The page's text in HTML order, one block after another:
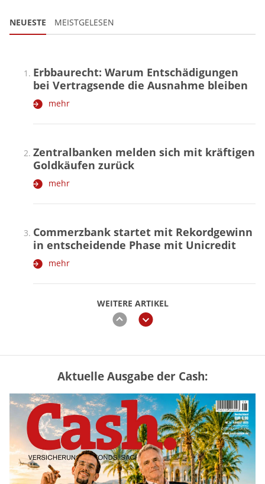
NEUESTE MEISTGELESEN
WEITERE ARTIKEL
zurückweiter
Erbbaurecht: Warum Entschädigungen
bei Vertragsende die Ausnahme bleiben
mehr
Zentralbanken melden sich mit kräftigen
Goldkäufen zurück
mehr
Commerzbank startet mit Rekordgewinn
in entscheidende Phase mit Unicredit
mehr
Mütterrente III Tabelle: So viel Renten-
Nachzahlung ist pro Kind möglich
mehr
„Jung kauft Alt“ 2026: Neue Förderung im
Überblick – Tabelle mit Kreditbeträgen
Aktuelle Ausgabe der Cash: